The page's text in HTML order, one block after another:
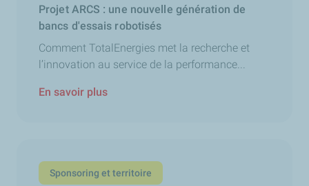
Projet ARCS : une nouvelle génération de
bancs d'essais robotisés
Comment TotalEnergies met la recherche et
l’innovation au service de la performance...
En savoir plus
Sponsoring et territoire